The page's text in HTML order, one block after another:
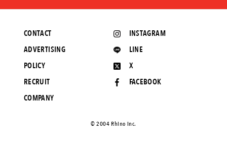
INSTAGRAM
LINE
X
FACEBOOK
CONTACT
ADVERTISING
POLICY
RECRUIT
COMPANY
©️ 2004 Rhino Inc.